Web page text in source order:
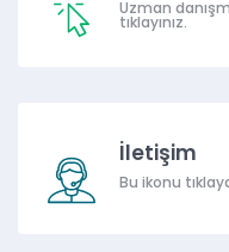
Uzman
tıklayınız.
İletişim
Bu ikonu